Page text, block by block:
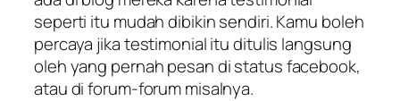
seperti itu mudah dibikin sendiri. Kamu boleh
percaya jika testimonial itu ditulis langsung
oleh yang pernah pesan di status facebook,
atau di forum-forum misalnya.